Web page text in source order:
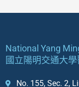
National Yang
國立陽明交通大
No. 155, Sec. 2,